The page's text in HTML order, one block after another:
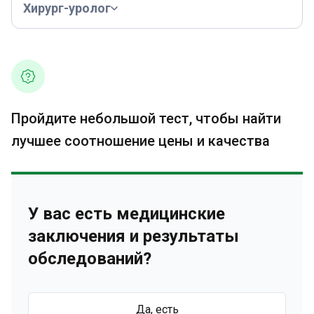
Хирург-уролог
Пройдите небольшой тест, чтобы найти
лучшее соотношение цены и качества
У вас есть медицинские
заключения и результаты
обследований?
Да, есть